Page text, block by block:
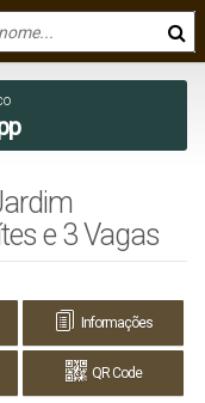
e 3 Vagas
Informações
QR Code